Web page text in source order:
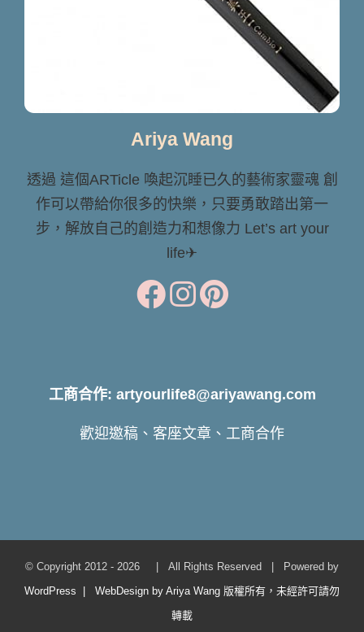
Ariya Wang
透過 這個ARTicle 喚起沉睡已久的藝術家靈魂 創
作可以帶給你很多的快樂，只要勇敢踏出第一
步，解放自己的創造力和想像力 Let’s art your
life✈
工商合作: artyourlife8@ariyawang.com
歡迎邀稿、客座文章、工商合作
© Copyright 2012 - 2026 | All Rights Reserved | Powered by
WordPress | WebDesign by Ariya Wang 版權所有，未經許可請勿
轉載